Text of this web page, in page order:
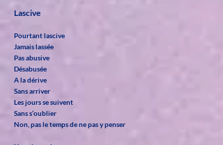
Lascive
Pourtant lascive
Jamais lassée
Pas abusive
Désabusée
A la dérive
Sans arriver
Les jours se suivent
Sans s’oublier
Non, pas le temps de ne pas y penser